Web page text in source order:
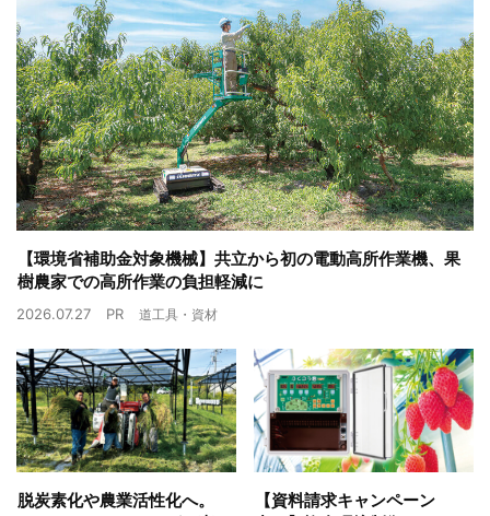
【環境省補助金対象機械】共立から初の電動高所作業機、果
樹農家での高所作業の負担軽減に
2026.07.27 PR 道工具・資材
脱炭素化や農業活性化へ。
【資料請求キャンペーン